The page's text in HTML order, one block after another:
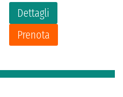
Dettagli
Prenota